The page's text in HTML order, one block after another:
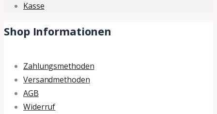
Kasse
Shop Informationen
Zahlungsmethoden
Versandmethoden
AGB
Widerruf